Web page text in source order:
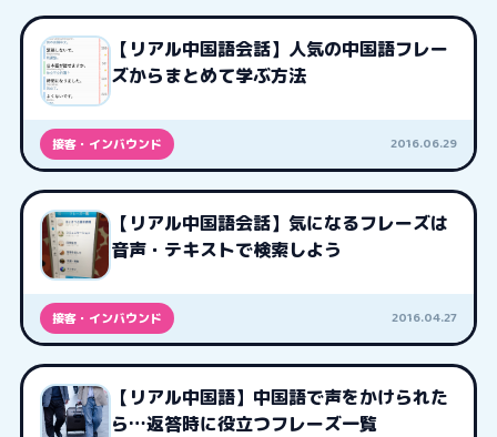
【リアル中国語会話】人気の中国語フレー
ズからまとめて学ぶ方法
接客・インバウンド 2016.06.29
【リアル中国語会話】気になるフレーズは
音声・テキストで検索しよう
接客・インバウンド 2016.04.27
【リアル中国語】中国語で声をかけられた
ら…返答時に役立つフレーズ一覧